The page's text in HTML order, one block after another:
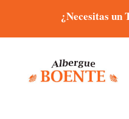
¿Necesitas un